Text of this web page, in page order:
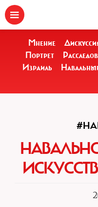
Мнение
Портрет
Израиль